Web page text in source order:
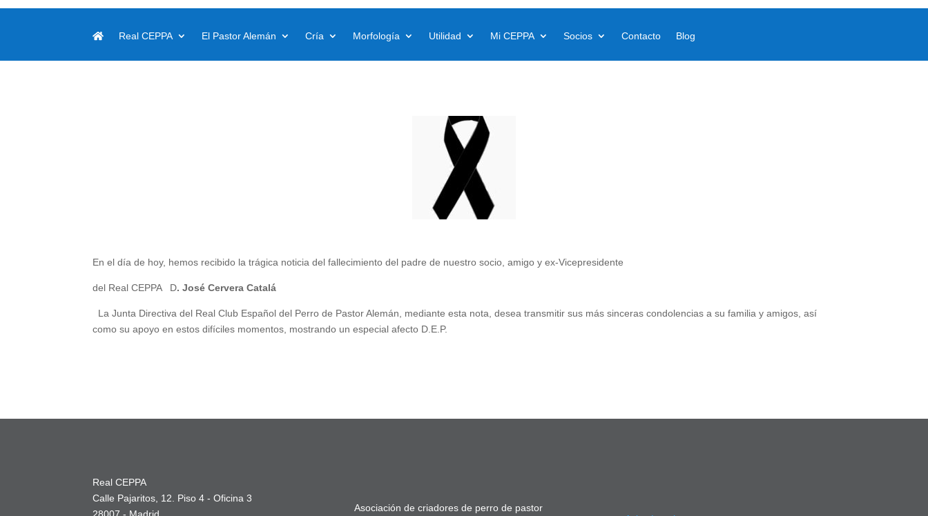
Real CEPPA El Pastor Alemán Cría Morfología Utilidad Mi CEPPA Socios Contacto Blog
En el día de hoy, hemos recibido la trágica noticia del fallecimiento del padre de nuestro socio, amigo y ex-Vicepresidente
del Real CEPPA D. José Cervera Catalá
La Junta Directiva del Real Club Español del Perro de Pastor Alemán, mediante esta nota, desea transmitir sus más sinceras condolencias a su familia y amigos, así
como su apoyo en estos difíciles momentos, mostrando un especial afecto D.E.P.
Real CEPPA
Calle Pajaritos, 12. Piso 4 - Oficina 3
28007 - Madrid
Asociación de criadores de perro de pastor